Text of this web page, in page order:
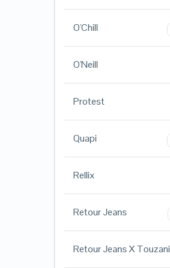
O'Chill
O'Neill
Protest
Quapi
Rellix
Retour Jeans
Retour Jeans X Touzani